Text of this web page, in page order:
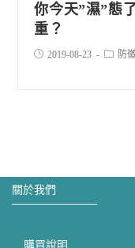
你今天”濕”態
重？
2019-08-23 防
關於我們
購買說明